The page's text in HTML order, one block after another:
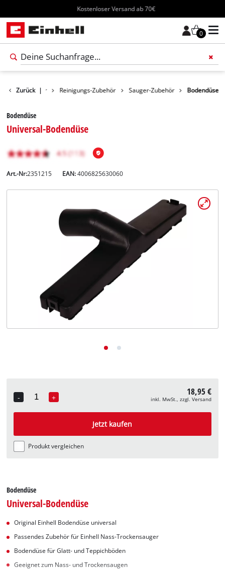
Kostenloser Versand ab 70€
0
Zurück |
Zubehör Reinigungs-Zubehör Sauger-Zubehör Bodendüse
Bodendüse
Universal-Bodendüse
Art.-Nr:2351215 EAN:4006825630060
-
Quantity
+ 18,95 €
inkl. MwSt., zzgl. Versand
Jetzt kaufen
Produkt vergleichen
Bodendüse
Universal-Bodendüse
Original Einhell Bodendüse universal
Passendes Zubehör für Einhell Nass-Trockensauger
Bodendüse für Glatt- und Teppichböden
Geeignet zum Nass- und Trockensaugen